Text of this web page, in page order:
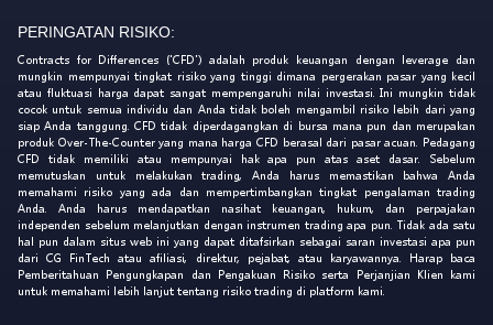
PERINGATAN RISIKO:
Contracts for Differences ('CFD') adalah produk keuangan dengan leverage dan
mungkin mempunyai tingkat risiko yang tinggi dimana pergerakan pasar yang kecil
atau fluktuasi harga dapat sangat mempengaruhi nilai investasi. Ini mungkin tidak
cocok untuk semua individu dan Anda tidak boleh mengambil risiko lebih dari yang
siap Anda tanggung. CFD tidak diperdagangkan di bursa mana pun dan merupakan
produk Over-The-Counter yang mana harga CFD berasal dari pasar acuan. Pedagang
CFD tidak memiliki atau mempunyai hak apa pun atas aset dasar. Sebelum
memutuskan untuk melakukan trading, Anda harus memastikan bahwa Anda
memahami risiko yang ada dan mempertimbangkan tingkat pengalaman trading
Anda. Anda harus mendapatkan nasihat keuangan, hukum, dan perpajakan
independen sebelum melanjutkan dengan instrumen trading apa pun. Tidak ada satu
hal pun dalam situs web ini yang dapat ditafsirkan sebagai saran investasi apa pun
dari CG FinTech atau afiliasi, direktur, pejabat, atau karyawannya. Harap baca
Pemberitahuan Pengungkapan dan Pengakuan Risiko serta Perjanjian Klien kami
untuk memahami lebih lanjut tentang risiko trading di platform kami.